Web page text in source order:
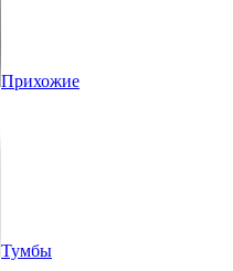
Прихожие
Тумбы